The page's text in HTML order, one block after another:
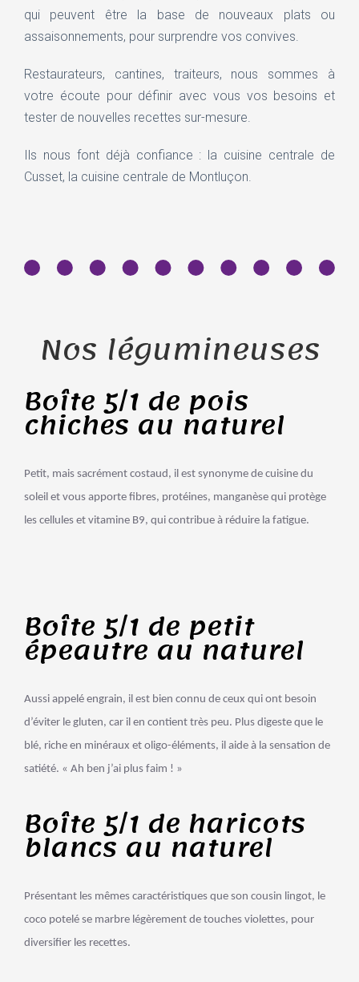
qui peuvent être la base de nouveaux plats ou
assaisonnements, pour surprendre vos convives.
Restaurateurs, cantines, traiteurs, nous sommes à
votre écoute pour définir avec vous vos besoins et
tester de nouvelles recettes sur-mesure.
Ils nous font déjà confiance : la cuisine centrale de
Cusset, la cuisine centrale de Montluçon.
Nos légumineuses
Boîte 5/1 de pois
chiches au naturel
Petit, mais sacrément costaud, il est synonyme de cuisine du
soleil et vous apporte fibres, protéines, manganèse qui protège
les cellules et vitamine B9, qui contribue à réduire la fatigue.
Boîte 5/1 de petit
épeautre au naturel
Aussi appelé engrain, il est bien connu de ceux qui ont besoin
d’éviter le gluten, car il en contient très peu. Plus digeste que le
blé, riche en minéraux et oligo-éléments, il aide à la sensation de
satiété. « Ah ben j’ai plus faim ! »
Boîte 5/1 de haricots
blancs au naturel
Présentant les mêmes caractéristiques que son cousin lingot, le
coco potelé se marbre légèrement de touches violettes, pour
diversifier les recettes.